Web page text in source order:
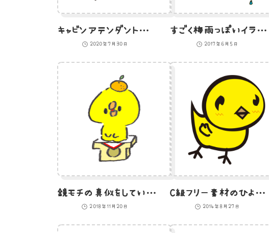
キャビンアテンダントのひよこのイラスト
2020年7月30日
すごく梅雨っぽいイラスト
2017年6月5日
鏡モチの真似をしているひよこのイラスト
2018年11月20日
C級フリー素材のひよこのイラスト
2014年8月27日